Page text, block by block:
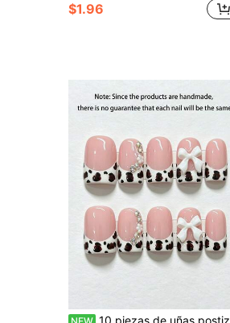
$1.96
10 piezas de uñas postizas cuadradas medianas hechas a mano, base rosa nude con estampado de leopardo marrón y punta francesa blanca, lazo 3D blanco, decoración de racimo de strass y perlas, uñas postizas brillantes reutilizables para manicura de moda dulce y linda de uso diario